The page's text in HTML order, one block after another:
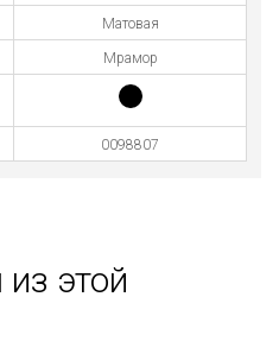
Матовая
Мрамор
0098807
этой